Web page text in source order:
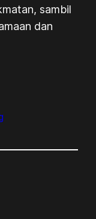
sambil
dan